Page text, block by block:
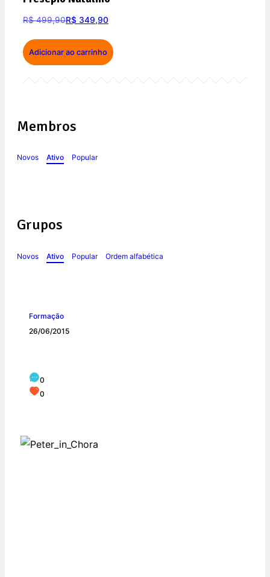
R$499,90R$ 349,90
Adicionar ao carrinho
Membros
Novos Ativo Popular
Grupos
Novos Ativo Popular Ordem alfabética
Formação
26/06/2015
0
0